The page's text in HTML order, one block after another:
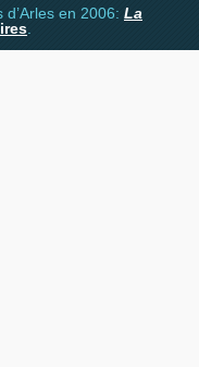
en 2006: La